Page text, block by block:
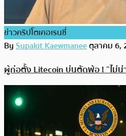
ข่าวคริปโตเคอเรนซี่
BySupakit Kaewmaneeตุลาคม 6,
ผู้ก่อตั้ง Litecoin บ่นตัดพ้อ ! “ไม่น่